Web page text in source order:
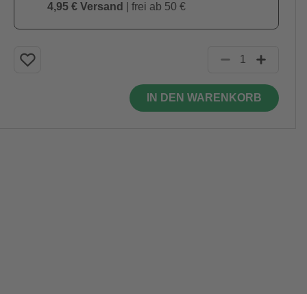
4,95 € Versand
| frei ab 50 €
IN DEN WARENKORB